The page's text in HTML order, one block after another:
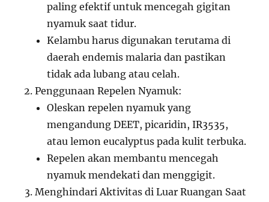
paling efektif untuk mencegah gigitan
nyamuk saat tidur.
Kelambu harus digunakan terutama di
daerah endemis malaria dan pastikan
tidak ada lubang atau celah.
Penggunaan Repelen Nyamuk:
Oleskan repelen nyamuk yang
mengandung DEET, picaridin, IR3535,
atau lemon eucalyptus pada kulit terbuka.
Repelen akan membantu mencegah
nyamuk mendekati dan menggigit.
Menghindari Aktivitas di Luar Ruangan Saat